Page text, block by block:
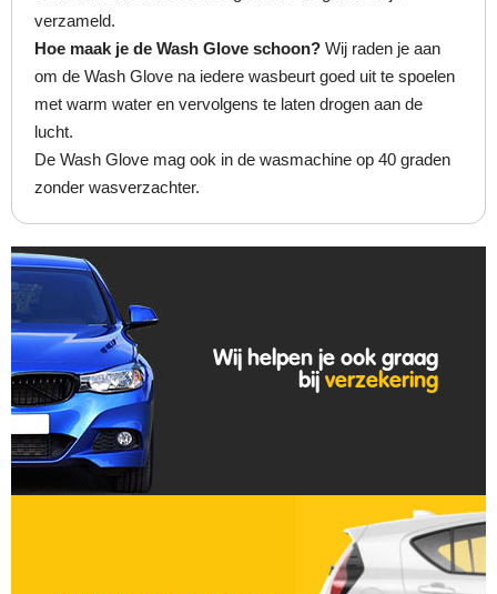
verzameld.
Hoe maak je de Wash Glove schoon? Wij raden je aan
om de Wash Glove na iedere wasbeurt goed uit te spoelen
met warm water en vervolgens te laten drogen aan de
lucht.
De Wash Glove mag ook in de wasmachine op 40 graden
zonder wasverzachter.
Wij helpen je ook graag
bij verzekering